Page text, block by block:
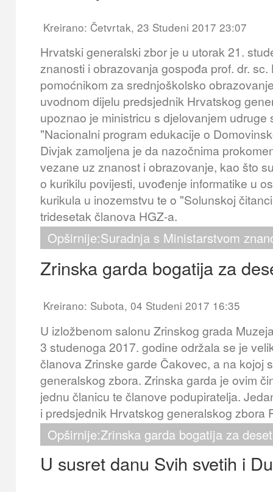
Kreirano: Četvrtak, 23 Studeni 2017 23:07
Hrvatski generalski zbor je u utorak 21.
znanosti i obrazovanja gospođa prof. dr.
pomoćnikom za srednjoškolsko
uvodnom dijelu predsjednik Hrvatskog
upoznao je ministricu s djelovanjem
"Nacionalni program edukacije o
Divjak zamoljena je da nazočnima
vezane uz znanost i obrazovanje, kao što
o kurikilu povijesti, uvođenje informatike u
kurikula u inozemstvu te o "Solunskoj
tridesetak članova HGZ-a.
Opširnije:Suradnja s Ministarstvom
Zrinska garda bogatija za
Kreirano: Subota, 04 Studeni 2017 16:35
U izložbenom salonu Zrinskog grada
3 studenoga 2017. godine održala se je
članova Zrinske garde Čakovec, a na kojoj
generalskog zbora. Zrinska garda je ovim
jednu članicu te članove podupiratelja.
i predsjednik Hrvatskog generalskog zbora
Opširnije:Zrinska garda bogatija za
U susret danu Svih svetih i